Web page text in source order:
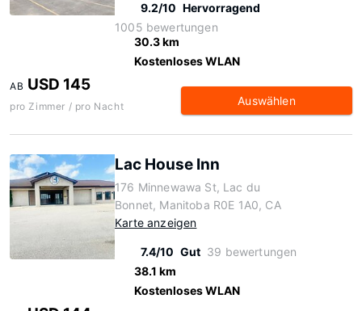
9.2/10 Hervorragend
1005 bewertungen
30.3 km
Kostenloses WLAN
AB USD 145
pro Zimmer / pro Nacht Auswählen
Lac House Inn
176 Minnewawa St, Lac du
Bonnet, Manitoba R0E 1A0, CA
Karte anzeigen
7.4/10 Gut 39 bewertungen
38.1 km
Kostenloses WLAN